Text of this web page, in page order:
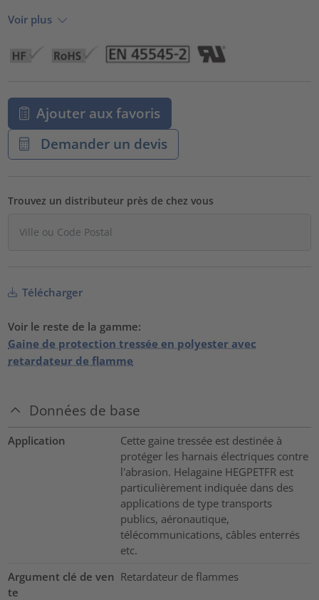
Voir plus
Ajouter aux favoris
Demander un devis
Trouvez un distributeur près de chez vous
Télécharger
Voir le reste de la gamme:
Gaine de protection tressée en polyester avec
retardateur de flamme
Données de base
Application
Cette gaine tressée est destinée à
protéger les harnais électriques contre
l'abrasion. Helagaine HEGPETFR est
particulièrement indiquée dans des
applications de type transports
publics, aéronautique,
télécommunications, câbles enterrés
etc.
Argument clé de ven
te
Retardateur de flammes